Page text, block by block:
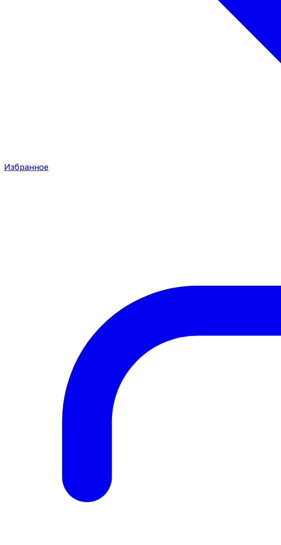
Избранное